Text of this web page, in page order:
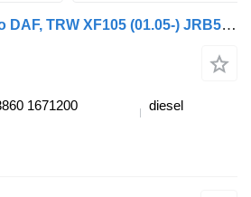
Servosterzo idraulico DAF, TRW XF105 (01.05-) JRB5002 per trattore stradale DAF XF95, XF105 (2001-2014)
1671200
diesel